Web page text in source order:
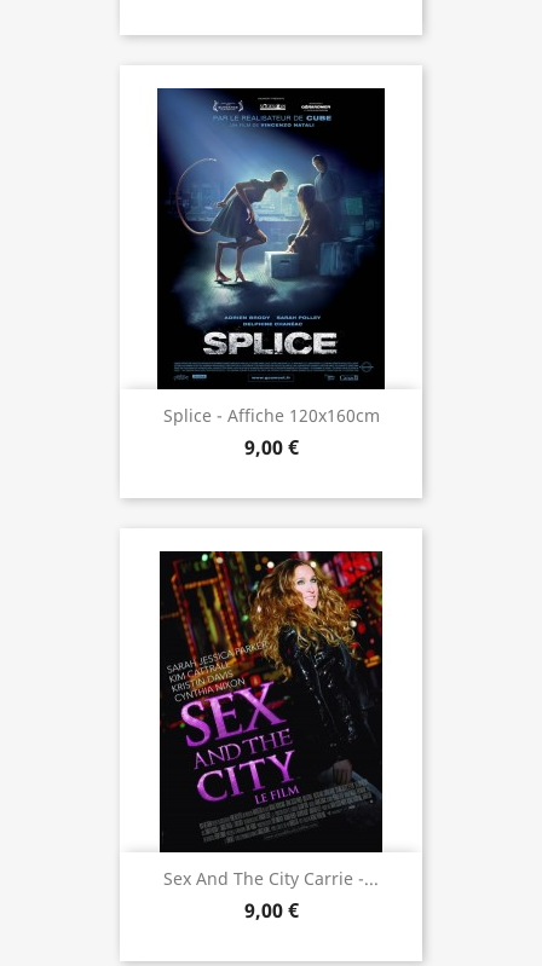
Splice - Affiche 120x160cm
9,00 €
Sex And The City Carrie -...
9,00 €